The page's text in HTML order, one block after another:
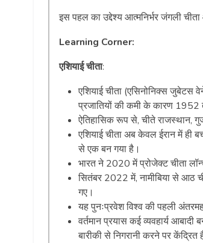
इस पहल का उद्देश्य आत्मनिर्भर जंगली
Learning Corner:
एशियाई चीता:
एशियाई चीता (एसिनोनिक्स जुबेटस
प्रजातियों की कमी के कारण 1952
ऐतिहासिक रूप से, चीते राजस्थान,
एशियाई चीता अब केवल ईरान में
से एक बन गया है।
भारत ने 2020 में प्रोजेक्ट चीता
सितंबर 2022 में, नामीबिया से आठ
गए।
यह पुनःप्रवेश विश्व की पहली
वर्तमान प्रयास कई व्यवहार्य
बारीकी से निगरानी करने पर केंद्रित